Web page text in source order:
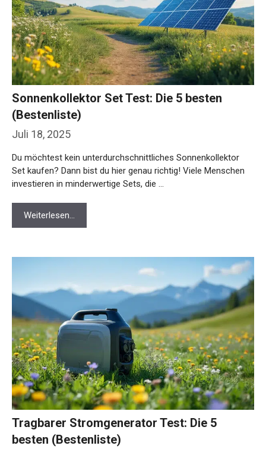
Juli 18, 2025
Sonnenkollektor Set Test: Die 5 besten
(Bestenliste)
Du möchtest kein unterdurchschnittliches Sonnenkollektor
Set kaufen? Dann bist du hier genau richtig! Viele Menschen
investieren in minderwertige Sets, die …
Weiterlesen…
Tragbarer Stromgenerator Test: Die 5
besten (Bestenliste)